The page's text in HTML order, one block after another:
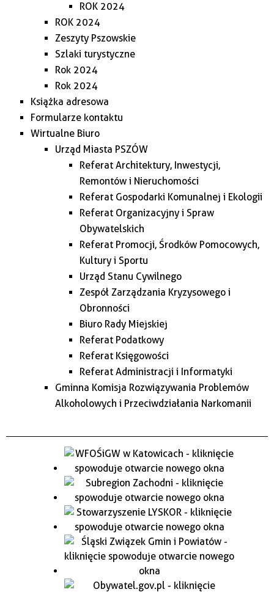
ROK 2024
ROK 2024
Zeszyty Pszowskie
Szlaki turystyczne
Rok 2024
Rok 2024
Książka adresowa
Formularze kontaktu
Wirtualne Biuro
Urząd Miasta PSZÓW
Referat Architektury, Inwestycji,
Remontów i Nieruchomości
Referat Gospodarki Komunalnej i Ekologii
Referat Organizacyjny i Spraw
Obywatelskich
Referat Promocji, Środków Pomocowych,
Kultury i Sportu
Urząd Stanu Cywilnego
Zespół Zarządzania Kryzysowego i
Obronności
Biuro Rady Miejskiej
Referat Podatkowy
Referat Księgowości
Referat Administracji i Informatyki
Gminna Komisja Rozwiązywania Problemów
Alkoholowych i Przeciwdziałania Narkomanii